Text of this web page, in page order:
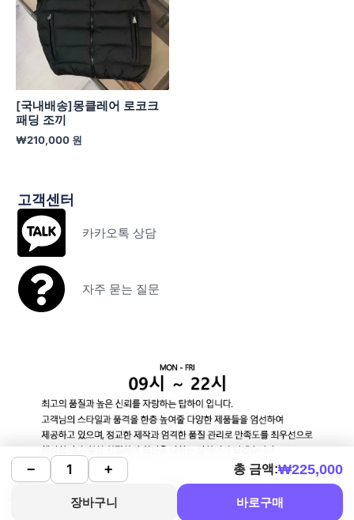
[국내배송]몽클레어 로코크
패딩 조끼
₩210,000 원
고객센터
카카오톡 상담
자주 묻는 질문
− + 총 금액:₩225,000
장바구니 바로구매